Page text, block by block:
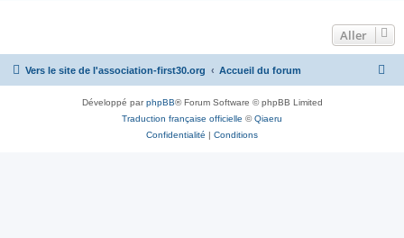
Aller
Vers le site de l'association-first30.org Accueil du forum
Développé parphpBB® Forum Software © phpBB Limited
Traduction française officielle ©Qiaeru
Confidentialité | Conditions